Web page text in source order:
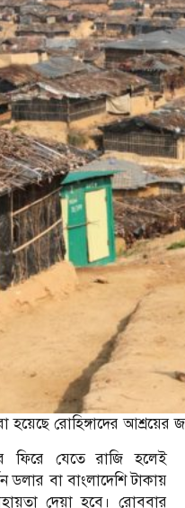
হয়েছে রোহিঙ্গাদের আশ্রয়ের
ফিরে যেতে রাজি হলেই
ডলার বা বাংলাদেশি টাকায়
দেয়া হবে। রোববার